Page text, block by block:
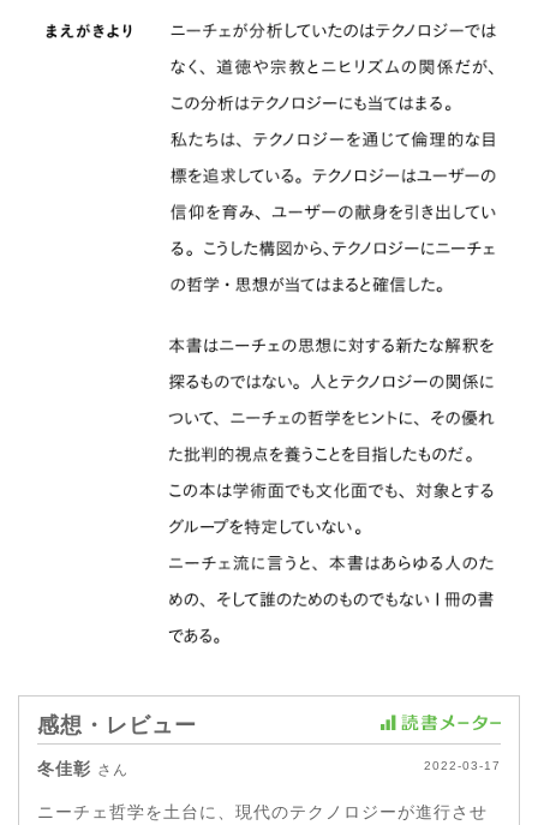
感想・レビュー
冬佳彰 さん 2022-03-17
ニーチェ哲学を土台に、現代のテクノロジーが進行させ